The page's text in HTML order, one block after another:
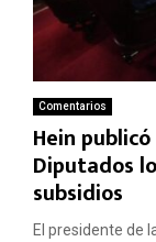
Comentarios
Hein
Diputados
subsidios
El presidente de